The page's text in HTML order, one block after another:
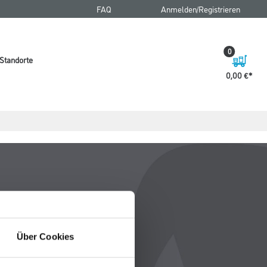
Über Cookies
FAQ Anmelden/Registrieren
Standorte
0,00 €
0